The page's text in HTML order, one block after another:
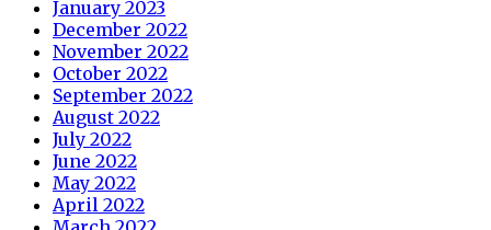
January 2023
December 2022
November 2022
October 2022
September 2022
August 2022
July 2022
June 2022
May 2022
April 2022